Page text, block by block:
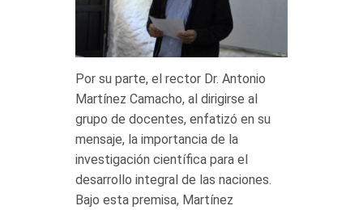
Por su parte, el rector Dr. Antonio
Martínez Camacho, al dirigirse al
grupo de docentes, enfatizó en su
mensaje, la importancia de la
investigación científica para el
desarrollo integral de las naciones.
Bajo esta premisa, Martínez